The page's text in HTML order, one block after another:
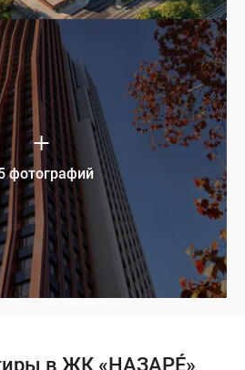
фотографий
в ЖК «НАЗАРÉ»